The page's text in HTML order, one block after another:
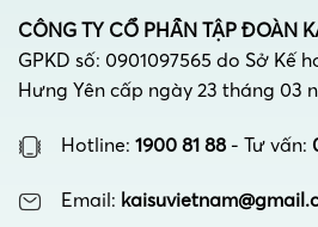
CÔNG TY CỔ PHẦN TẬP ĐOÀN
GPKD số: 0901097565 do Sở Kế
Hưng Yên cấp ngày 23 tháng 03
Hotline: 1900 81 88 - Tư vấn:
Email: